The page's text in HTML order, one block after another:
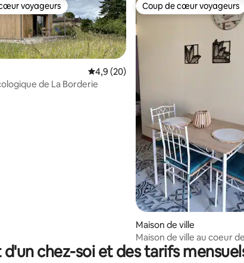
base de 49 commentaires : 4,86 sur 5
voyageurs
voyageurs
Évaluation moyenne sur la base de
4,9 (20)
de La Borderie
Coup de cœur voyageurs
Coup de cœur voyageurs
Maison de ville
Maison de ville au coeur
chez-soi et des tarifs